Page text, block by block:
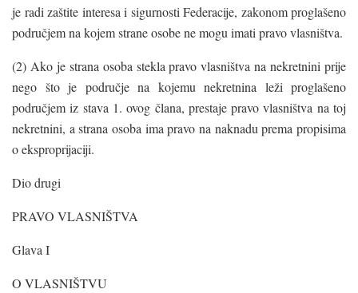
je radi zaštite interesa i sigurnosti Federacije, zakonom proglašeno
područjem na kojem strane osobe ne mogu imati pravo vlasništva.
(2) Ako je strana osoba stekla pravo vlasništva na nekretnini prije
nego što je područje na kojemu nekretnina leži proglašeno
područjem iz stava 1. ovog člana, prestaje pravo vlasništva na toj
nekretnini, a strana osoba ima pravo na naknadu prema propisima
o eksproprijaciji.
Dio drugi
PRAVO VLASNIŠTVA
Glava I
O VLASNIŠTVU